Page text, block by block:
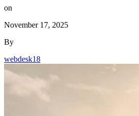
on
November 17, 2025
By
webdesk18